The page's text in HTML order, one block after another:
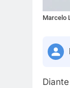
Marcelo